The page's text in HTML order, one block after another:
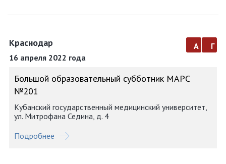
Краснодар
16 апреля 2022 года
а г
Большой образовательный субботник МАРС
№201
Кубанский государственный медицинский университет,
ул. Митрофана Седина, д. 4
Подробнее